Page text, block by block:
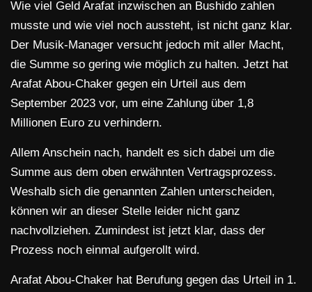
Wie viel Geld Arafat inzwischen an Bushido zahlen
musste und wie viel noch aussteht, ist nicht ganz klar.
Der Musik-Manager versucht jedoch mit aller Macht,
die Summe so gering wie möglich zu halten. Jetzt hat
Arafat Abou-Chaker gegen ein Urteil aus dem
September 2023 vor, um eine Zahlung über 1,8
Millionen Euro zu verhindern.
Allem Anschein nach, handelt es sich dabei um die
Summe aus dem oben erwähnten Vertragsprozess.
Weshalb sich die genannten Zahlen unterscheiden,
können wir an dieser Stelle leider nicht ganz
nachvollziehen. Zumindest ist jetzt klar, dass der
Prozess noch einmal aufgerollt wird.
Arafat Abou-Chaker hat Berufung gegen das Urteil in 1.